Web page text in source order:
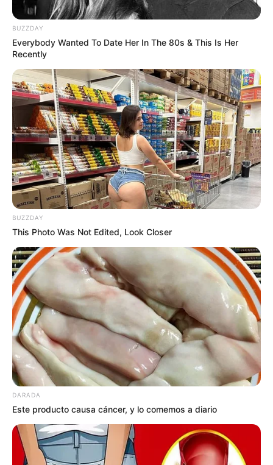
Recibe Nuestras Mejores
Recetas Directamente en
Tu WhatsApp
Únete gratis a nuestro canal y recibe remedios
caseros, recetas naturales, consejos de
belleza y trucos saludables directamente en tu
celular.
Gratis Fácil
Recetas nuevas cada
UNIRME GRATIS AL CANAL
No te pierdas las próximas recetas que estaremos
compartiendo.
1. Afeitado
BUZZDAY
Everybody Wanted To Date Her In The 80s & This Is Her
Recently
BUZZDAY
This Photo Was Not Edited, Look Closer
DARADA
Este producto causa cáncer, y lo comemos a diario